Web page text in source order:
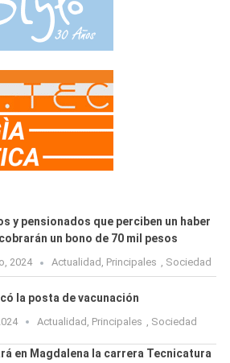
y pensionados que perciben un haber
un bono de 70 mil pesos
2024 Actualidad , Principales , Sociedad
la posta de vacunación
Actualidad Principales Sociedad
en Magdalena la carrera Tecnicatura